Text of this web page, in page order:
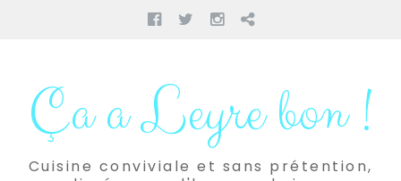
Facebook
TwitterInstagram
Pinterest
contenuÇa a Leyre bon !
Cuisine conviviale et sans prétention,